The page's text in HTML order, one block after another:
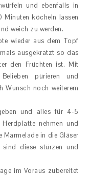
und ebenfalls in
köcheln lassen
weich zu werden.
wieder aus dem Topf
ausgekratzt so das
den Früchten ist. Mit
pürieren und
Wunsch noch weiterem
und alles für 4-5
nehmen und
Marmelade in die Gläser
diese stürzen und
im Voraus zubereitet